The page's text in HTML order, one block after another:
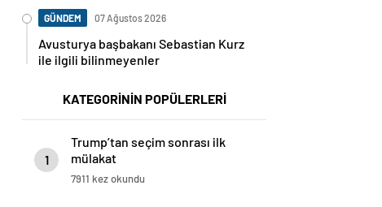
GÜNDEM 07 Ağustos 2026
Avusturya başbakanı Sebastian Kurz
ile ilgili bilinmeyenler
KATEGORİNİN POPÜLERLERİ
1
Trump’tan seçim sonrası ilk
mülakat
7911 kez okundu